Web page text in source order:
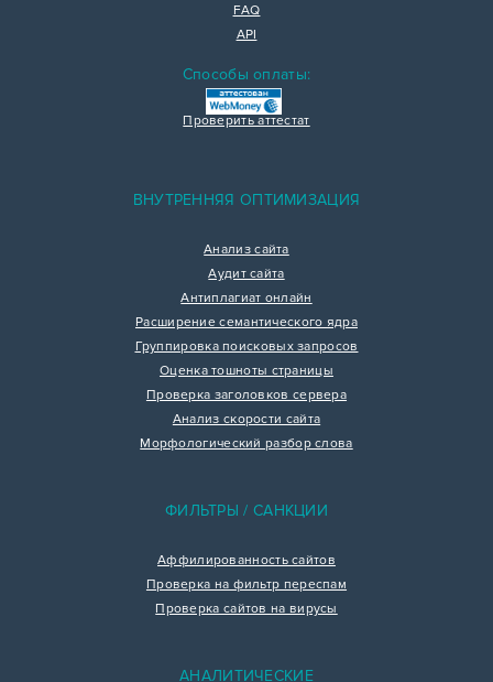
FAQ
API
Способы оплаты:
Проверить аттестат
ВНУТРЕННЯЯ ОПТИМИЗАЦИЯ
Анализ сайта
Аудит сайта
Антиплагиат онлайн
Расширение семантического ядра
Группировка поисковых запросов
Оценка тошноты страницы
Проверка заголовков сервера
Анализ скорости сайта
Морфологический разбор слова
ФИЛЬТРЫ / САНКЦИИ
Аффилированность сайтов
Проверка на фильтр переспам
Проверка сайтов на вирусы
АНАЛИТИЧЕСКИЕ